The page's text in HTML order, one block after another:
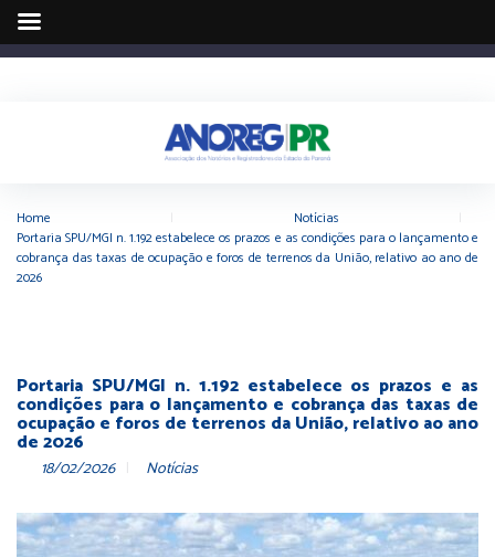
Home Notícias
Portaria SPU/MGI n. 1.192 estabelece os prazos e as condições para o lançamento e
cobrança das taxas de ocupação e foros de terrenos da União, relativo ao ano de
2026
Portaria SPU/MGI n. 1.192 estabelece os prazos e as
condições para o lançamento e cobrança das taxas de
ocupação e foros de terrenos da União, relativo ao ano
de 2026
18/02/2026 Notícias